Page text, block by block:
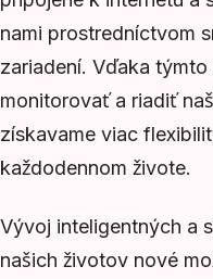
nami prostredníctvom
zariadení. Vďaka
monitorovať a riadiť
získavame viac
každodennom živote.
Vývoj inteligentných a
našich životov nové